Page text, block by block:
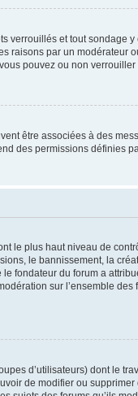
verrouillés et tout sondage
raisons par un modérateur
pouvez ou non
être associées à des
des permissions définies
le plus haut niveau de
le bannissement, la
fondateur du forum a
sur l’ensemble
d’utilisateurs) dont le
de modifier ou